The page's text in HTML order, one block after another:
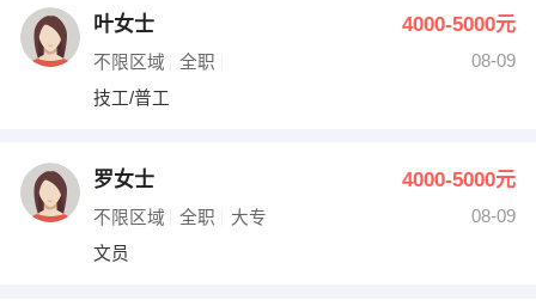
叶女士 4000-5000元
不限区域 全职
08-09
技工/普工
罗女士 4000-5000元
不限区域 全职 大专
08-09
文员